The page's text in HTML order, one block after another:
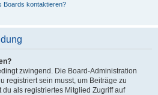
Boards kontaktieren?
zwingend. Die Board-Administration
registriert sein musst, um Beiträge zu
als registriertes Mitglied Zugriff auf